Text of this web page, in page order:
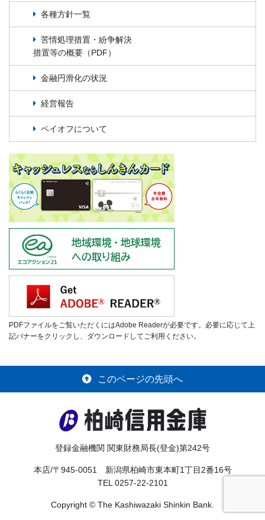
各種方針一覧
苦情処理措置・紛争解決
措置等の概要（PDF）
金融円滑化の状況
経営報告
ペイオフについて
PDFファイルをご覧いただくにはAdobe Readerが必要です。必要に応じて上
記バナーをクリックし、ダウンロードしてご利用ください。
このページの先頭へ
登録金融機関 関東財務局長(登金)第242号
本店/〒945-0051 新潟県柏崎市東本町1丁目2番16号
TEL 0257-22-2101
Copyright © The Kashiwazaki Shinkin Bank.